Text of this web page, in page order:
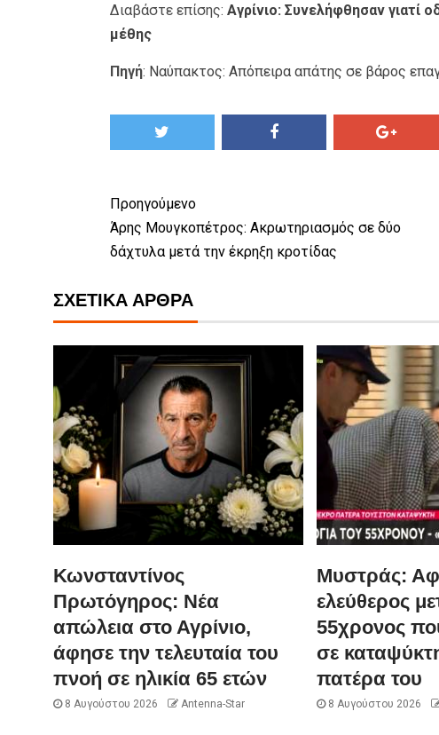
Διαβάστε επίσης: Αγρίνιο: Συνελήφθησαν γιατί
μέθης
Πηγή: Ναύπακτος: Απόπειρα απάτης σε βάρος
Προηγούμενο
Άρης Μουγκοπέτρος: Ακρωτηριασμός σε δύο
δάχτυλα μετά την έκρηξη κροτίδας
ΣΧΕΤΙΚΆ ΆΡΘΡΑ
Κωνσταντίνος
Πρωτόγηρος: Νέα
απώλεια στο Αγρίνιο,
άφησε την τελευταία του
πνοή σε ηλικία 65 ετών
8 Αυγούστου 2026 Antenna-Star
Μυστράς:
ελεύθερος
55χρονος
σε
πατέρα του
8 Αυγούστου 2026